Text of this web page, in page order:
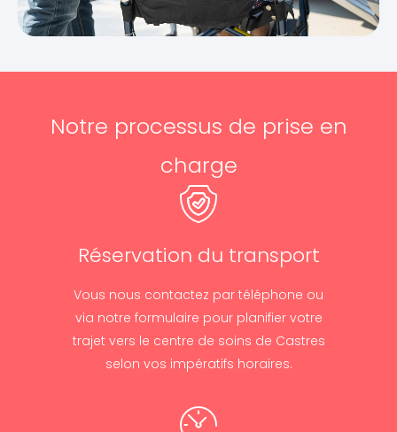
Notre processus de prise en
charge
Réservation du transport
Vous nous contactez par téléphone ou
via notre formulaire pour planifier votre
trajet vers le centre de soins de Castres
selon vos impératifs horaires.